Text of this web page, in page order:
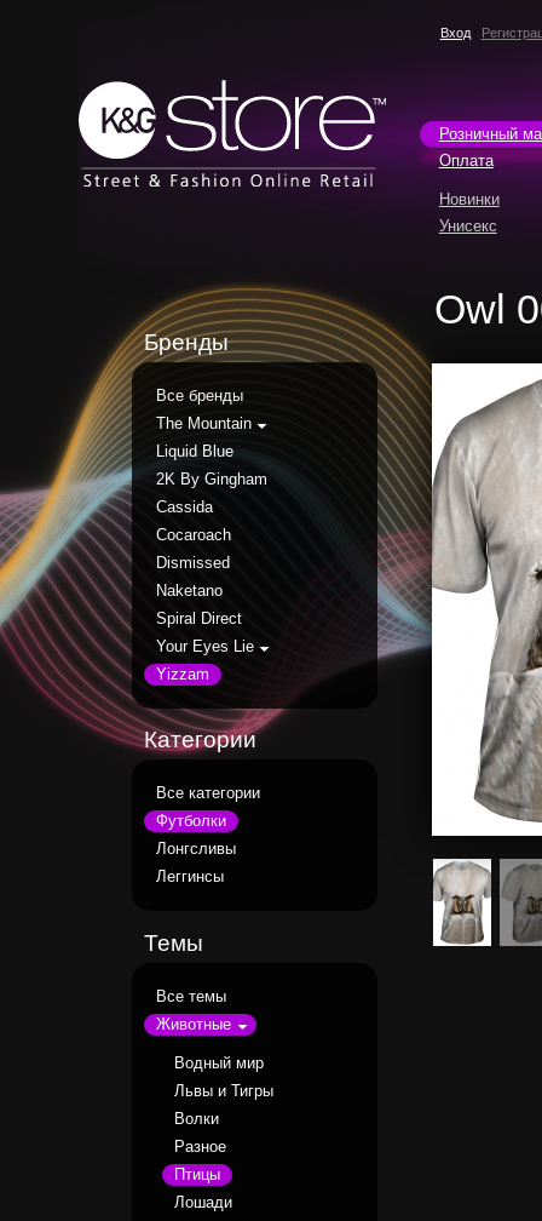
Вход
Розничный
Оплата
Новинки
Унисекс
Owl
Бренды
Все бренды
The Mountain
Liquid Blue
2K By Gingham
Cassida
Cocaroach
Dismissed
Naketano
Spiral Direct
Your Eyes Lie
Yizzam
Категории
Все категории
Футболки
Лонгсливы
Леггинсы
Темы
Все темы
Животные
Водный мир
Львы и Тигры
Волки
Разное
Птицы
Лошади